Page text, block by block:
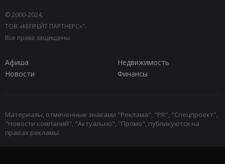
© 2000-2024,
ТОВ «КЕПРЕЙТ ПАРТНЕРС»".
Все права защищены.
Афиша
Недвижимость
Новости
Финансы
Материалы, отмеченные знаками "Реклама", "PR", "Спецпроект",
"Новости компаний", "Актуально", "Промо", публикуются на
правах рекламы.